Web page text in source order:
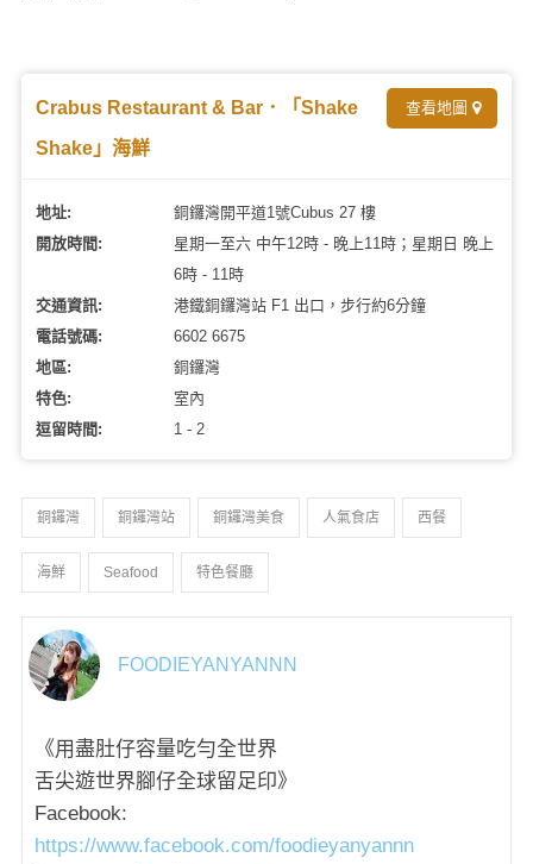
Crabus Restaurant & Bar．「Shake
Shake」海鮮
查看地圖
地址:
銅鑼灣開平道1號Cubus 27 樓
開放時間:
星期一至六 中午12時 - 晚上11時；星期日 晚上
6時 - 11時
交通資訊:
港鐵銅鑼灣站 F1 出口，步行約6分鐘
電話號碼:
6602 6675
地區:
銅鑼灣
特色:
室內
逗留時間:
1 - 2
銅鑼灣 銅鑼灣站 銅鑼灣美食 人氣食店 西餐
海鮮 Seafood 特色餐廳
FOODIEYANYANNN
《用盡肚仔容量吃勻全世界
舌尖遊世界腳仔全球留足印》
Facebook:
https://www.facebook.com/foodieyanyannn